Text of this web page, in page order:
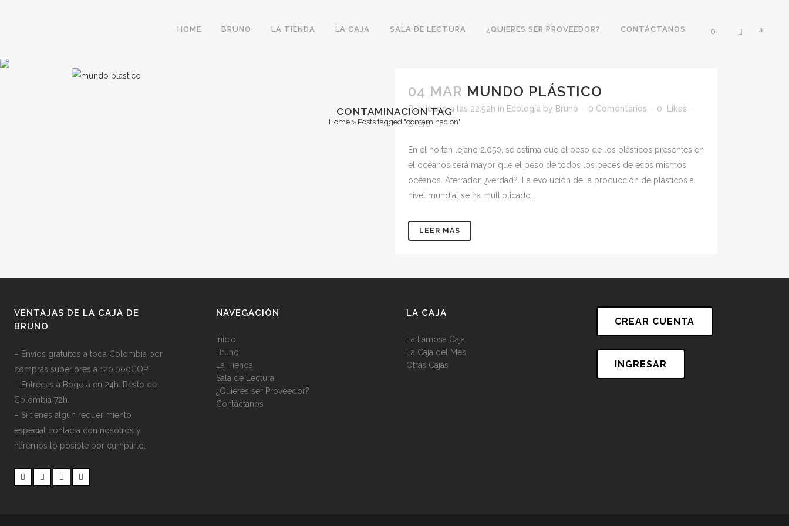
0
HOME BRUNO LA TIENDA LA CAJA SALA DE LECTURA ¿QUIERES SER PROVEEDOR? CONTÁCTANOS
CONTAMINACION TAG
Home> Posts tagged "contaminacion"
04 MAR MUNDO PLÁSTICO
Publicado a las 22:52h in Ecología by Bruno 0 Comentarios 0
Likes
Share
En el no tan lejano 2.050, se estima que el peso de los plásticos presentes en
el océanos será mayor que el peso de todos los peces de esos mismos
océanos. Aterrador, ¿verdad?. La evolución de la producción de plásticos a
nivel mundial se ha multiplicado...
LEER MAS
VENTAJAS DE LA CAJA DE
BRUNO
– Envíos gratuitos a toda Colombia por
compras superiores a 120.000COP
– Entregas a Bogotá en 24h. Resto de
Colombia 72h.
– Si tienes algún requerimiento
especial contacta con nosotros y
haremos lo posible por cumplirlo.
NAVEGACIÓN
Inicio
Bruno
La Tienda
Sala de Lectura
¿Quieres ser Proveedor?
Contáctanos
LA CAJA
La Famosa Caja
La Caja del Mes
Otras Cajas
CREAR CUENTA
INGRESAR